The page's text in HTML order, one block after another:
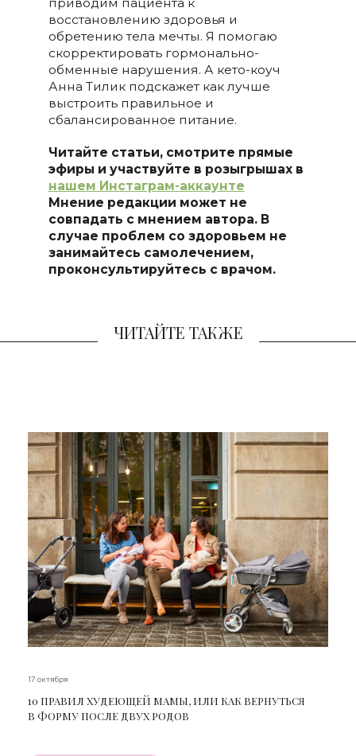
приводим пациента к
восстановлению здоровья и
обретению тела мечты. Я помогаю
скорректировать гормонально-
обменные нарушения. А кето-коуч
Анна Тилик подскажет как лучше
выстроить правильное и
сбалансированное питание.
Читайте статьи, смотрите прямые
эфиры и участвуйте в розыгрышах в
нашем Инстаграм-аккаунте
Мнение редакции может не
совпадать с мнением автора. В
случае проблем со здоровьем не
занимайтесь самолечением,
проконсультируйтесь с врачом.
ЧИТАЙТЕ ТАКЖЕ
17 октября
10 ПРАВИЛ ХУДЕЮЩЕЙ МАМЫ, ИЛИ КАК ВЕРНУТЬСЯ
В ФОРМУ ПОСЛЕ ДВУХ РОДОВ